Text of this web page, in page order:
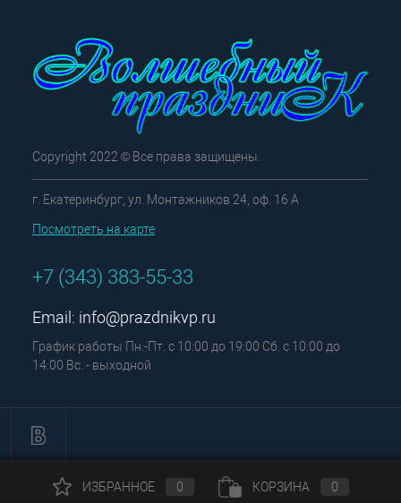
Copyright 2022 © Все права защищены.
г. Екатеринбург, ул. Монтажников 24, оф. 16 А
Посмотреть на карте
+7 (343) 383-55-33
Email: info@prazdnikvp.ru
График работы Пн.-Пт. с 10:00 до 19:00 Сб. с 10:00 до
14:00 Вс. - выходной
ИЗБРАННОЕ 0 КОРЗИНА 0